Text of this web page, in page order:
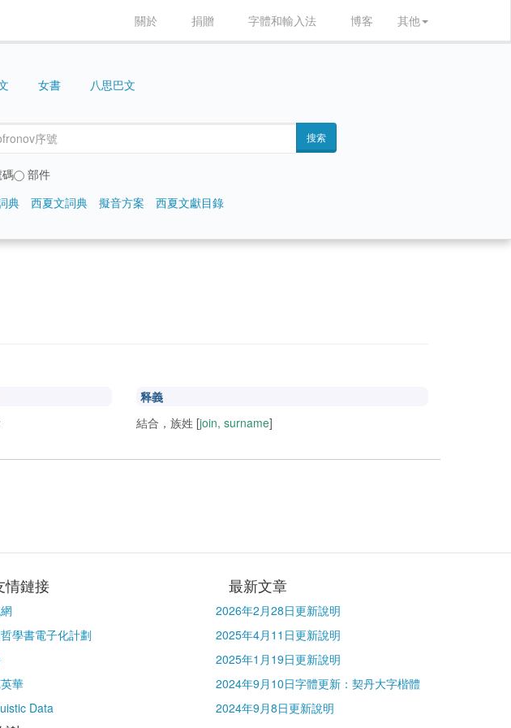
關於 捐贈 字體和輸入法 博客 其他
女書 八思巴文
搜索
部件
典 西夏文詞典 擬音方案 西夏文獻目錄
释義
結合，族姓 [join, surname]
情鏈接
學書電子化計劃
華
Data
最新文章
2026年2月28日更新說明
2025年4月11日更新說明
2025年1月19日更新說明
2024年9月10日字體更新：契丹大字楷體
2024年9月8日更新說明